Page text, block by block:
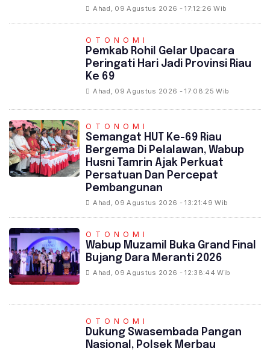
Ahad, 09 Agustus 2026 - 17:12:26 Wib
OTONOMI
Pemkab Rohil Gelar Upacara
Peringati Hari Jadi Provinsi Riau
Ke 69
Ahad, 09 Agustus 2026 - 17:08:25 Wib
OTONOMI
Semangat HUT Ke-69 Riau
Bergema Di Pelalawan, Wabup
Husni Tamrin Ajak Perkuat
Persatuan Dan Percepat
Pembangunan
Ahad, 09 Agustus 2026 - 13:21:49 Wib
OTONOMI
Wabup Muzamil Buka Grand Final
Bujang Dara Meranti 2026
Ahad, 09 Agustus 2026 - 12:38:44 Wib
OTONOMI
Dukung Swasembada Pangan
Nasional, Polsek Merbau